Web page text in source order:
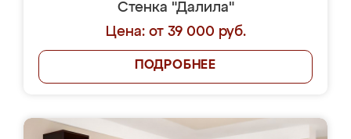
Стенка "Далила"
Цена: от 39 000 руб.
ПОДРОБНЕЕ